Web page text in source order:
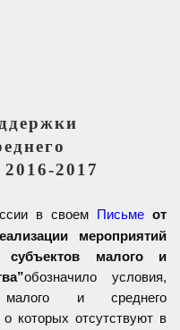
2017
в своем Письме от
мероприятий
субъектов малого и
обозначило условия,
и среднего
которых отсутствуют в